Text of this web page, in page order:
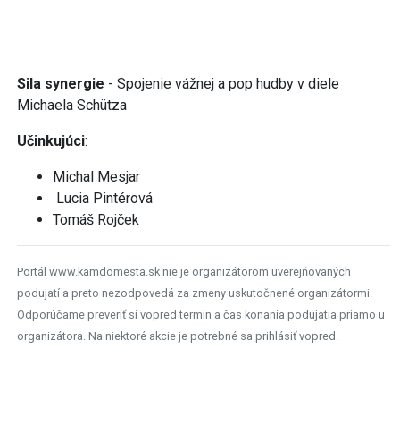
Sila synergie - Spojenie vážnej a pop hudby v diele
Michaela Schütza
Učinkujúci:
Michal Mesjar
Lucia Pintérová
Tomáš Rojček
Portál www.kamdomesta.sk nie je organizátorom uverejňovaných
podujatí a preto nezodpovedá za zmeny uskutočnené organizátormi.
Odporúčame preveriť si vopred termín a čas konania podujatia priamo u
organizátora. Na niektoré akcie je potrebné sa prihlásiť vopred.